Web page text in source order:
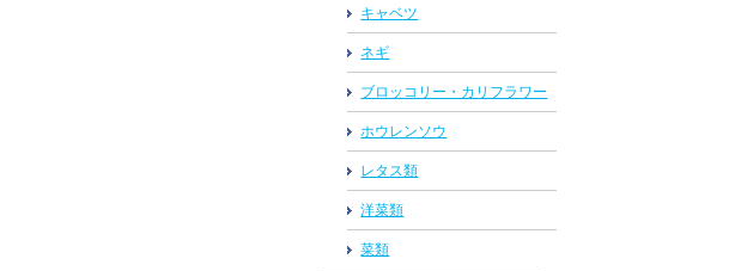
キャベツ
ネギ
ブロッコリー・カリフラワー
ホウレンソウ
レタス類
洋菜類
菜類